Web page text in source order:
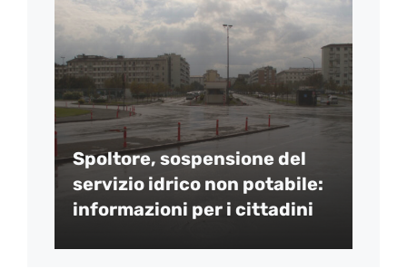
Spoltore, sospensione del
servizio idrico non potabile:
informazioni per i cittadini